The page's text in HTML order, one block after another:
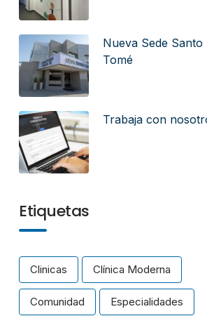
Nueva Sede Santo
Tomé
Trabaja con
Etiquetas
Clinicas Clínica Moderna
Comunidad Especialidades